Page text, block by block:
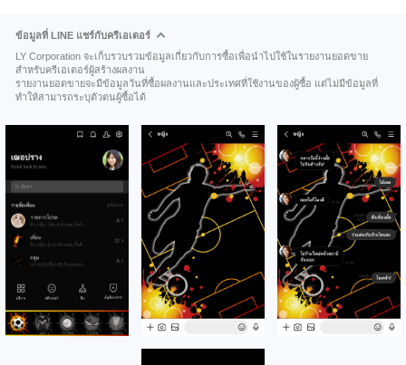
ข้อมูลที่ LINE แชร์กับครีเอเตอร์
LY Corporation จะเก็บรวบรวมข้อมูลเกี่ยวกับการซื้อเพื่อนำไปใช้ในรายงานยอดขาย
สำหรับครีเอเตอร์ผู้สร้างผลงาน
รายงานยอดขายจะมีข้อมูลวันที่ซื้อผลงานและประเทศที่ใช้งานของผู้ซื้อ แต่ไม่มีข้อมูลที่
ทำให้สามารถระบุตัวตนผู้ซื้อได้